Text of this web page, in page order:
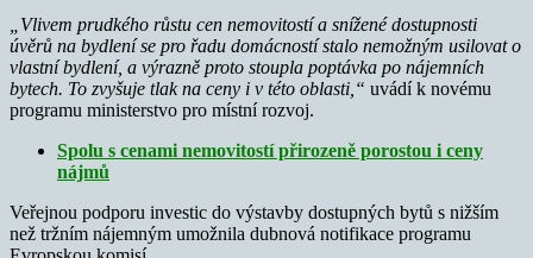
„Vlivem prudkého růstu cen nemovitostí a snížené dostupnosti
úvěrů na bydlení se pro řadu domácností stalo nemožným usilovat o
vlastní bydlení, a výrazně proto stoupla poptávka po nájemních
bytech. To zvyšuje tlak na ceny i v této oblasti,“ uvádí k novému
programu ministerstvo pro místní rozvoj.
Spolu s cenami nemovitostí přirozeně porostou i ceny
nájmů
Veřejnou podporu investic do výstavby dostupných bytů s nižším
než tržním nájemným umožnila dubnová notifikace programu